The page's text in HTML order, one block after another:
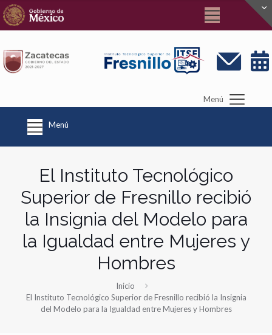
Menú
Menú
El Instituto Tecnológico
Superior de Fresnillo recibió
la Insignia del Modelo para
la Igualdad entre Mujeres y
Hombres
Inicio
El Instituto Tecnológico Superior de Fresnillo recibió la Insignia
del Modelo para la Igualdad entre Mujeres y Hombres